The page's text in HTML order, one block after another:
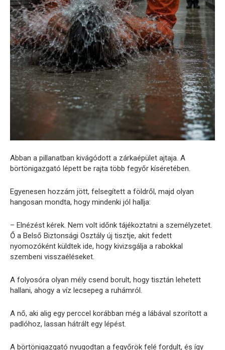
Abban a pillanatban kivágódott a zárkaépület ajtaja. A
börtönigazgató lépett be rajta több fegyőr kíséretében.
Egyenesen hozzám jött, felsegített a földről, majd olyan
hangosan mondta, hogy mindenki jól hallja:
– Elnézést kérek. Nem volt időnk tájékoztatni a személyzetet.
Ő a Belső Biztonsági Osztály új tisztje, akit fedett
nyomozóként küldtek ide, hogy kivizsgálja a rabokkal
szembeni visszaéléseket.
A folyosóra olyan mély csend borult, hogy tisztán lehetett
hallani, ahogy a víz lecsepeg a ruhámról.
A nő, aki alig egy perccel korábban még a lábával szorított a
padlóhoz, lassan hátrált egy lépést.
A börtönigazgató nyugodtan a fegyőrök felé fordult, és így